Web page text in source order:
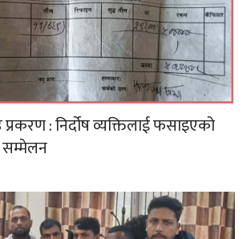
: निर्दोष व्यक्तिलाई फसाइएको
सम्मेलन